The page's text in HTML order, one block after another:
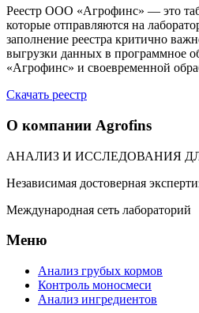
Реестр ООО «Агрофинс» — это
которые отправляются на
заполнение реестра критично
выгрузки данных в программное
«Агрофинс» и своевременной
Скачать реестр
О компании Agrofins
АНАЛИЗ И ИССЛЕДОВАНИЯ
Независимая достоверная
Международная сеть лабораторий
Меню
Анализ грубых кормов
Контроль моносмеси
Анализ ингредиентов